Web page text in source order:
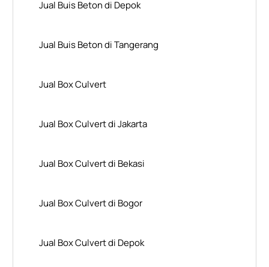
Jual Buis Beton di Depok
Jual Buis Beton di Tangerang
Jual Box Culvert
Jual Box Culvert di Jakarta
Jual Box Culvert di Bekasi
Jual Box Culvert di Bogor
Jual Box Culvert di Depok